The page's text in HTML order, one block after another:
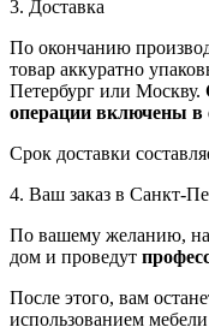
3. Доставка
По окончанию
товар аккуратно
Петербург или Москву.
операции включены в
Срок доставки
4. Ваш заказ в Санкт-
По вашему желанию,
дом и проведут
После этого, вам
использованием